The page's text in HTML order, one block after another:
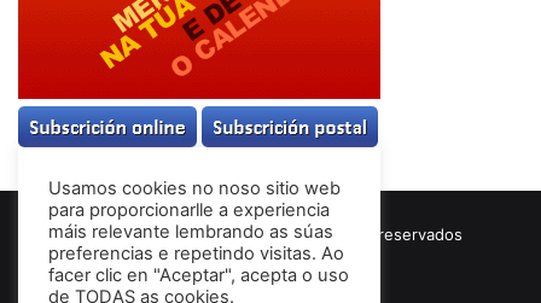
© Copyright 2026, Todos los derechos reservados
Términos & Condiciones
Usamos cookies no noso sitio web
para proporcionarlle a experiencia
máis relevante lembrando as súas
preferencias e repetindo visitas. Ao
facer clic en "Aceptar", acepta o uso
de TODAS as cookies.